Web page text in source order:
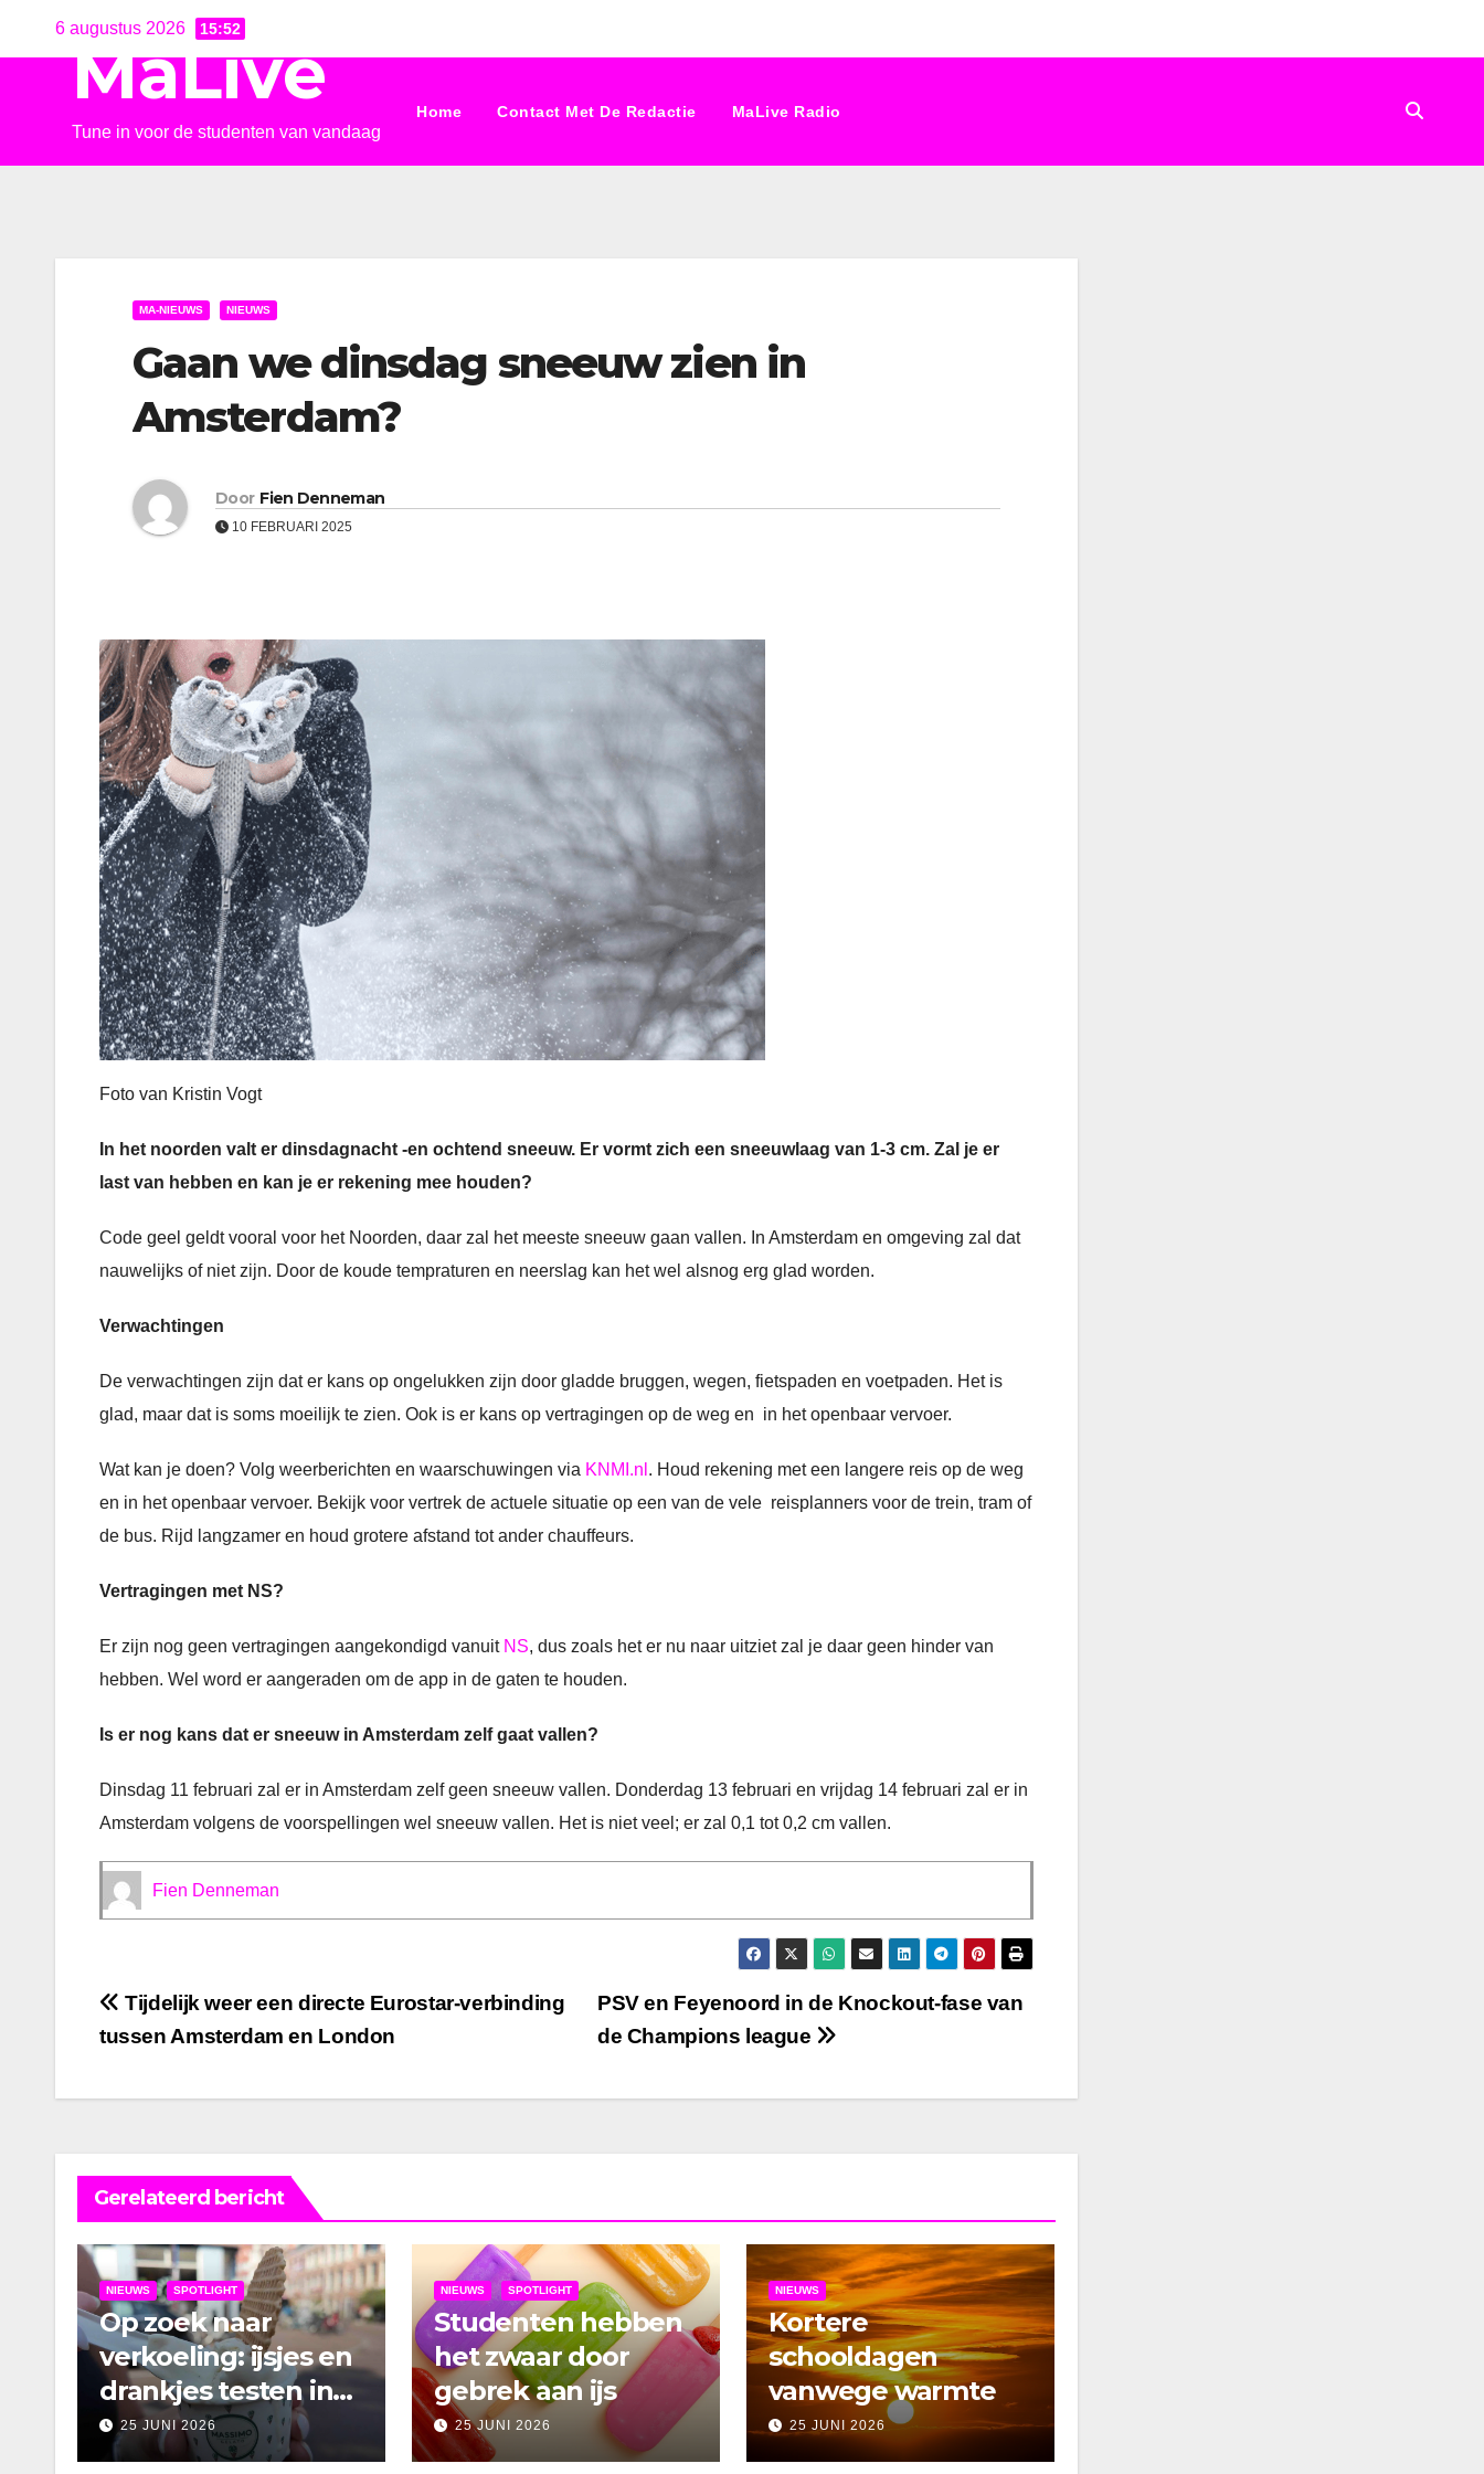
6 augustus 2026 15:52
MaLive
Tune in voor de studenten van vandaag
Home Contact Met De Redactie MaLive Radio
MA-NIEUWS NIEUWS
Gaan we dinsdag sneeuw zien in
Amsterdam?
Door Fien Denneman
10 FEBRUARI 2025
Foto van Kristin Vogt
In het noorden valt er dinsdagnacht -en ochtend sneeuw. Er vormt zich een sneeuwlaag van 1-3 cm. Zal je er
last van hebben en kan je er rekening mee houden?
Code geel geldt vooral voor het Noorden, daar zal het meeste sneeuw gaan vallen. In Amsterdam en omgeving zal dat
nauwelijks of niet zijn. Door de koude tempraturen en neerslag kan het wel alsnog erg glad worden.
Verwachtingen
De verwachtingen zijn dat er kans op ongelukken zijn door gladde bruggen, wegen, fietspaden en voetpaden. Het is
glad, maar dat is soms moeilijk te zien. Ook is er kans op vertragingen op de weg en in het openbaar vervoer.
Wat kan je doen? Volg weerberichten en waarschuwingen via KNMI.nl . Houd rekening met een langere reis op de weg
en in het openbaar vervoer. Bekijk voor vertrek de actuele situatie op een van de vele reisplanners voor de trein, tram of
de bus. Rijd langzamer en houd grotere afstand tot ander chauffeurs.
Vertragingen met NS?
Er zijn nog geen vertragingen aangekondigd vanuit NS, dus zoals het er nu naar uitziet zal je daar geen hinder van
hebben. Wel word er aangeraden om de app in de gaten te houden.
Is er nog kans dat er sneeuw in Amsterdam zelf gaat vallen?
Dinsdag 11 februari zal er in Amsterdam zelf geen sneeuw vallen. Donderdag 13 februari en vrijdag 14 februari zal er in
Amsterdam volgens de voorspellingen wel sneeuw vallen. Het is niet veel; er zal 0,1 tot 0,2 cm vallen.
Fien Denneman
Bericht
navigatie
PSV en Feyenoord in de Knockout-fase van
de Champions league
Tijdelijk weer een directe Eurostar-verbinding
tussen Amsterdam en London
Gerelateerd bericht
NIEUWS SPOTLIGHT
Op zoek naar
verkoeling: ijsjes en
drankjes testen in
Amsterdam
25 JUNI 2026
NIEUWS SPOTLIGHT
Studenten hebben
het zwaar door
gebrek aan ijs
25 JUNI 2026
NIEUWS
Kortere
schooldagen
vanwege warmte
25 JUNI 2026